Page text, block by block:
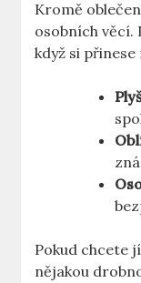
Kromě
osobních věcí.
když si
Pokud chcete
nějakou